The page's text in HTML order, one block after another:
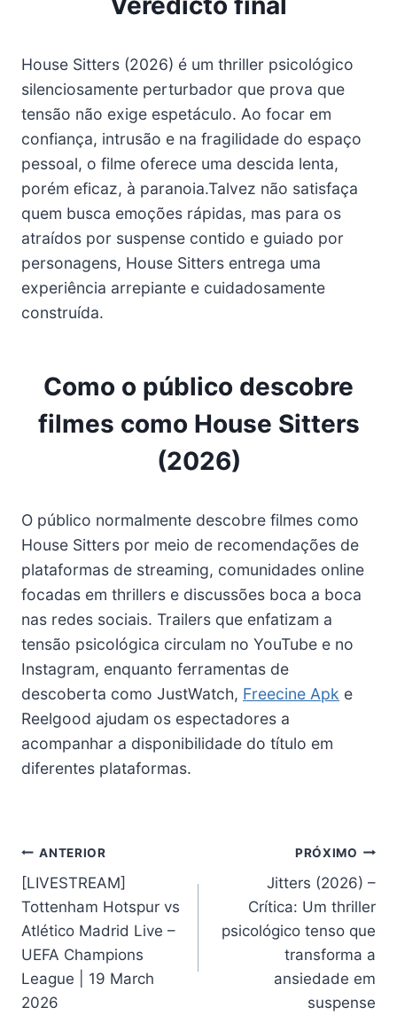
House Sitters (2026) é um thriller psicológico
silenciosamente perturbador que prova que
tensão não exige espetáculo. Ao focar em
confiança, intrusão e na fragilidade do espaço
pessoal, o filme oferece uma descida lenta,
porém eficaz, à paranoia.Talvez não satisfaça
quem busca emoções rápidas, mas para os
atraídos por suspense contido e guiado por
personagens, House Sitters entrega uma
experiência arrepiante e cuidadosamente
construída.
Como o público descobre
filmes como House Sitters
(2026)
O público normalmente descobre filmes como
House Sitters por meio de recomendações de
plataformas de streaming, comunidades online
focadas em thrillers e discussões boca a boca
nas redes sociais. Trailers que enfatizam a
tensão psicológica circulam no YouTube e no
Instagram, enquanto ferramentas de
descoberta como JustWatch, Freecine Apk e
Reelgood ajudam os espectadores a
acompanhar a disponibilidade do título em
diferentes plataformas.
Navegação
de
Post
ANTERIOR
[LIVESTREAM]
Tottenham Hotspur vs
Atlético Madrid Live –
UEFA Champions
League | 19 March
2026
PRÓXIMO
Jitters (2026) –
Crítica: Um thriller
psicológico tenso que
transforma a
ansiedade em
suspense